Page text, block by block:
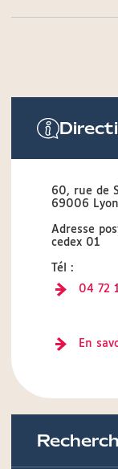
60, rue de
69006 Lyon
Adresse
cedex 01
Tél :
04 72
En